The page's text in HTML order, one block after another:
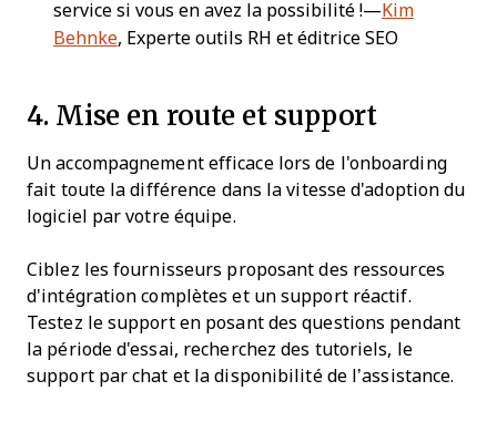
service si vous en avez la possibilité !— Kim
Behnke, Experte outils RH et éditrice SEO
4. Mise en route et support
Un accompagnement efficace lors de l'onboarding
fait toute la différence dans la vitesse d'adoption du
logiciel par votre équipe.
Ciblez les fournisseurs proposant des ressources
d'intégration complètes et un support réactif.
Testez le support en posant des questions pendant
la période d'essai, recherchez des tutoriels, le
support par chat et la disponibilité de l’assistance.